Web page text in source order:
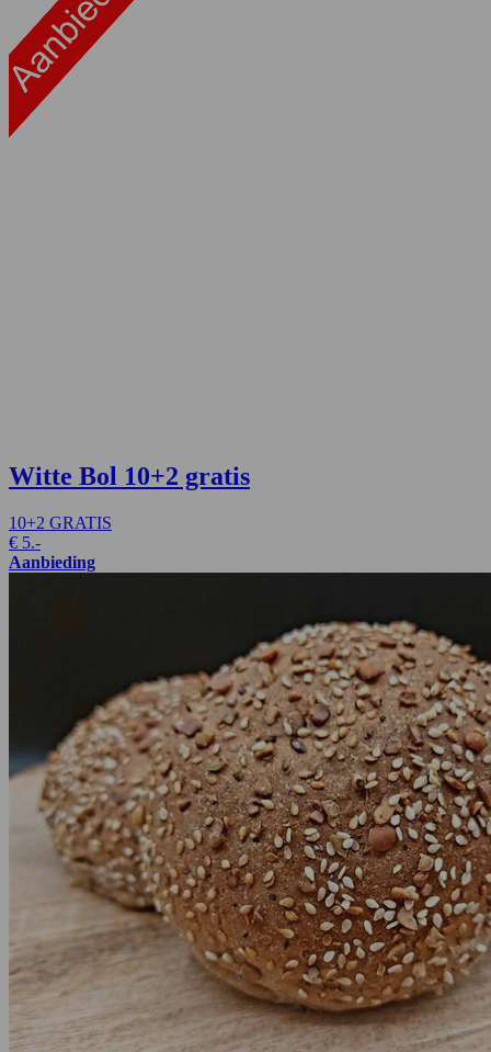
Witte Bol 10+2 gratis
10+2 GRATIS
€ 5.-
Aanbieding